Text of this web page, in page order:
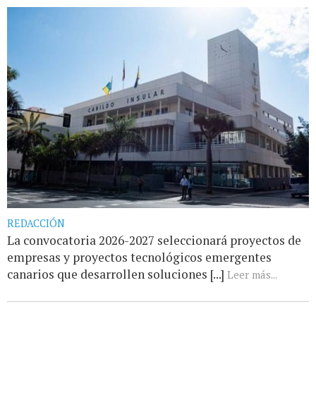
REDACCIÓN
La convocatoria 2026-2027 seleccionará proyectos de
empresas y proyectos tecnológicos emergentes
canarios que desarrollen soluciones [...] Leer más...